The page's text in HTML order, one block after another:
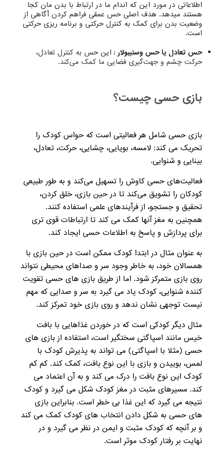
اطلاعاتی در مورد این که اندام ما در ارتباط با بدن مان کجا
هستند میدهد. هدف اصلی حس عمقی فراهم کردن آگاهی از
وضعیت بدن برای کمک به کنترل حرکتی و برنامه ریزی حرکتی
است.
حس تعادل یا حس وستیبولار : این حس به کنترل تعادل،
حرکت چشم و جهت‌گیری فضایی ما کمک ‌می‌کند.
بازی حسی چیست؟
بازی حسی شامل هر فعالیتی است که حواس کودک را
تحریک می کند: لامسه، بویایی، چشایی، حرکت، تعادل،
بینایی و شنوایی.
فعالیت‌های حسی کاوش را تسهیل می‌کند و به طور طبیعی
کودکان را تشویق می‌کند تا در حین بازی، خلق کردن،
تحقیق و جستجو، از فرآیندهای علمی استفاده کنند.
همچنین به مغز آنها کمک می کند تا ارتباطات قوی تری
برای پردازش و پاسخ به اطلاعات حسی ایجاد کند.
به عنوان مثال در ابتدا کودک ممکن است در حین بازی با
همسالان خود، به خاطر وجود سر و صداهای محیطی نتواند
روی بازی متمرکز شود. اما از طریق بازی های حسی تقویت
کننده شنوایی، کودک یاد می گیرد به سر و صدایی که مهم
نیست توجهی نشان ندهد و روی بازی خود تمرکز کند.
مثال دیگر کودکی است که در خوردن غذاهایی با بافت
خیس مانند اسپاگتی سختگیر است، استفاده از بازی های
حسی (مثلا با اسپاگتی) می تواند به پذیرش کودک با
لمس، بوییدن و بازی با این نوع بافت، کمک کند. کم کم
کودک این نوع بافت را درک می کند و به آن اعتماد می
کند. مسیرهای مثبت در مغز کودک شکل می گیرد و کودک
نتیجه می گیرد که این غذا بی خطر است. بنابراین بازی
های حسی به شکل دادن انتخاب های کودک کمک می کند
و بر آنچه که کودک مثبت و ایمن در نظر می گیرد و در
نهایت بر رفتار کودک موثر است.